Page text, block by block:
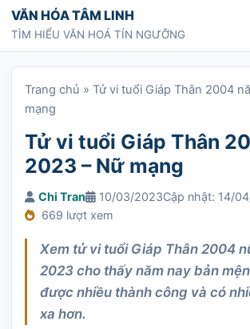
Chuyển tới nội dung
VĂN HÓA TÂM LINH
TÌM HIỂU VĂN HOÁ TÍN NGƯỠNG
Trang chủ » Tử vi tuổi Giáp Thân 2004
mạng
Tử vi tuổi Giáp Thân
2023 – Nữ mạng
Chi Tran 10/03/2023Cập nhật: 14/
669 lượt xem
Xem tử vi tuổi Giáp Thân 2004
2023 cho thấy năm nay bản
được nhiều thành công và có
xa hơn.